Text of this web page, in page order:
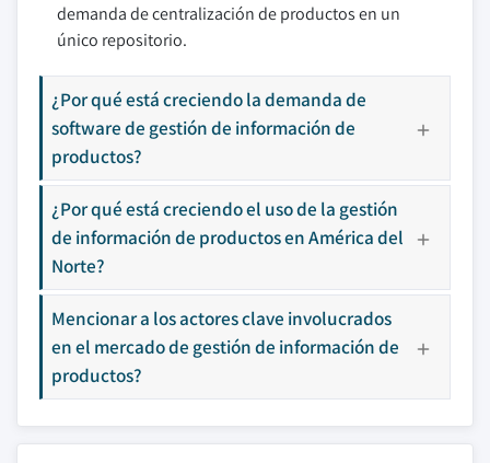
demanda de centralización de productos en un
único repositorio.
¿Por qué está creciendo la demanda de
software de gestión de información de
productos?
¿Por qué está creciendo el uso de la gestión
de información de productos en América del
Norte?
Mencionar a los actores clave involucrados
en el mercado de gestión de información de
productos?